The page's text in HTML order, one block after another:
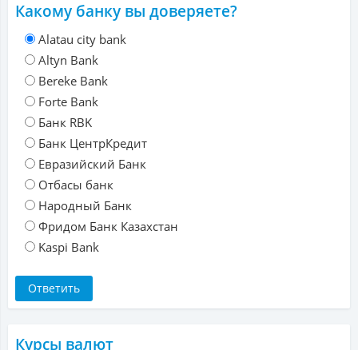
Какому банку вы доверяете?
Alatau city bank
Altyn Bank
Bereke Bank
Forte Bank
Банк RBK
Банк ЦентрКредит
Евразийский Банк
Отбасы банк
Народный Банк
Фридом Банк Казахстан
Kaspi Bank
Курсы валют